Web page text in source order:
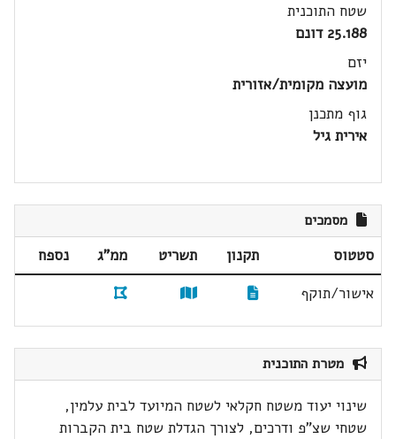
שטח התוכנית
25.188 דונם
יזם
מועצה מקומית/אזורית
גוף מתכנן
אירית גיל
מסמכים
סטטוס תקנון תשריט ממ"ג
נספח
אישור/תוקף
מטרת התוכנית
שינוי יעוד משטח חקלאי לשטח המיועד לבית עלמין,
שטחי שצ"פ ודרכים, לצורך הגדלת שטח בית הקברות